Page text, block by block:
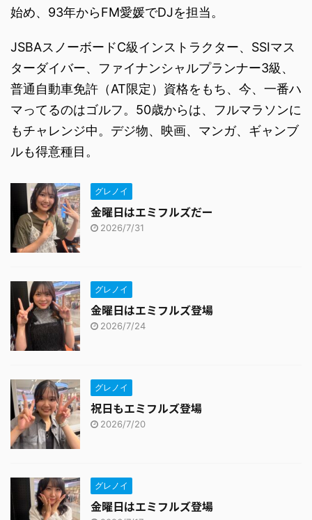
始め、93年からFM愛媛でDJを担当。
JSBAスノーボードC級インストラクター、SSIマス
ターダイバー、ファイナンシャルプランナー3級、
普通自動車免許（AT限定）資格をもち、今、一番ハ
マってるのはゴルフ。50歳からは、フルマラソンに
もチャレンジ中。デジ物、映画、マンガ、ギャンブ
ルも得意種目。
グレノイ
金曜日はエミフルズだー
2026/7/31
グレノイ
金曜日はエミフルズ登場
2026/7/24
グレノイ
祝日もエミフルズ登場
2026/7/20
グレノイ
金曜日はエミフルズ登場